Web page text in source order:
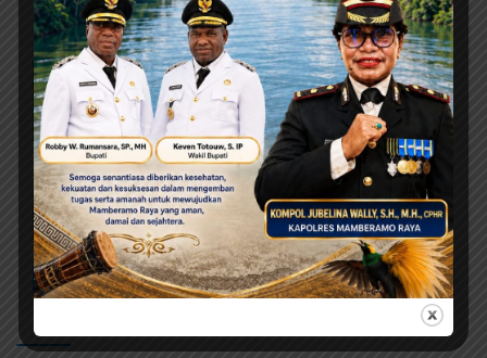
MRP Tegaskan Dukungan Papua Utara: “Ini Soal
Keadilan bagi Saireri”
Agustus 7, 2026
Warisan Leluhur Pulang ke Papua,
Ribuan Artefak dari Amerika
Diserahkan ke Museum Uncen
Agustus 7, 2026
Evaluasi Total MBG di Jayapura,
Pemerintah Pastikan Keamanan
dan Kualitas Makanan
Selengkapnya